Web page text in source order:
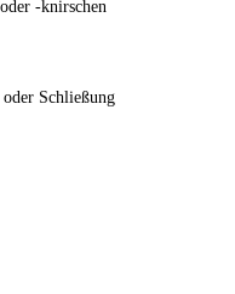
-knirschen
Schließung